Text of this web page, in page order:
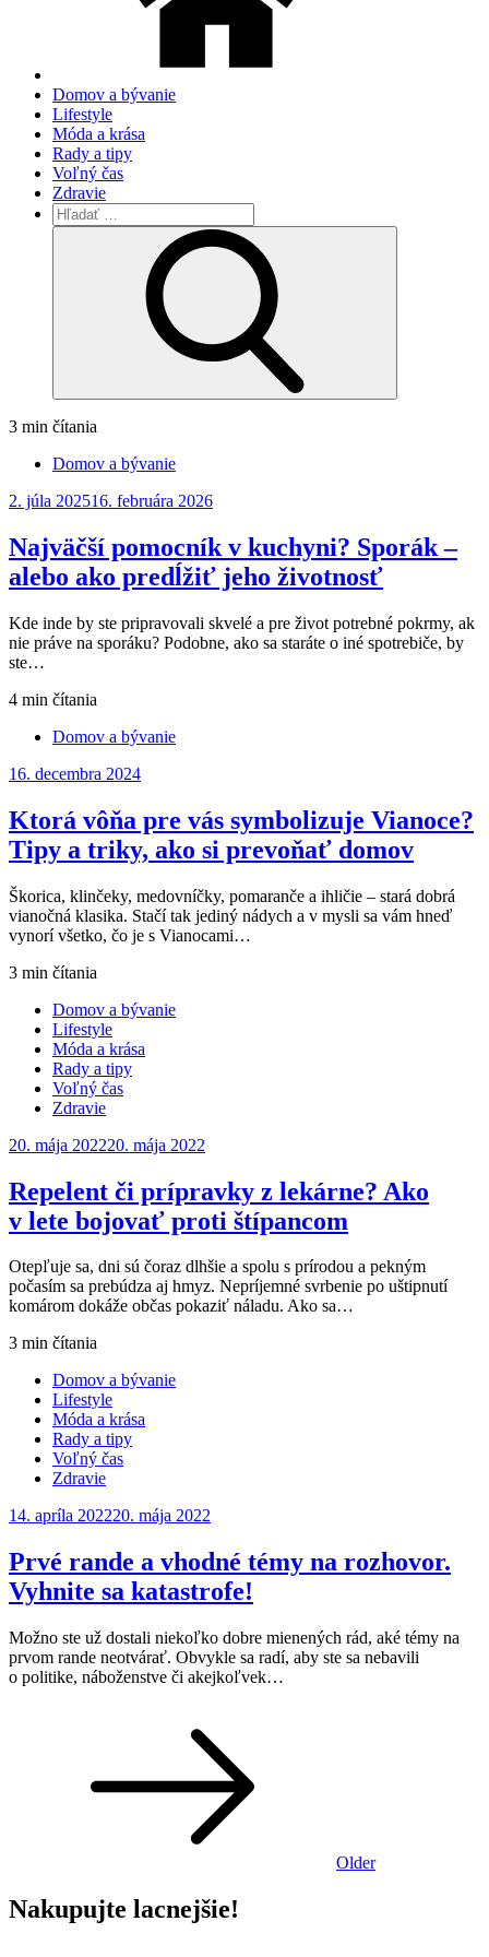
Domov a bývanie
Lifestyle
Móda a krása
Rady a tipy
Voľný čas
Zdravie
Hľadať:
3 min čítania
Domov a bývanie
Posted
2. júla 202516. februára 2026
Najväčší pomocník v kuchyni? Sporák –
alebo ako predĺžiť jeho životnosť
Kde inde by ste pripravovali skvelé a pre život potrebné pokrmy, ak
nie práve na sporáku? Podobne, ako sa staráte o iné spotrebiče, by
ste…
4 min čítania
Domov a bývanie
Posted
16. decembra 2024
Ktorá vôňa pre vás symbolizuje Vianoce?
Tipy a triky, ako si prevoňať domov
Škorica, klinčeky, medovníčky, pomaranče a ihličie – stará dobrá
vianočná klasika. Stačí tak jediný nádych a v mysli sa vám hneď
vynorí všetko, čo je s Vianocami…
3 min čítania
Domov a bývanie
Lifestyle
Móda a krása
Rady a tipy
Voľný čas
Zdravie
Posted
20. mája 202220. mája 2022
Repelent či prípravky z lekárne? Ako
v lete bojovať proti štípancom
Otepľuje sa, dni sú čoraz dlhšie a spolu s prírodou a pekným
počasím sa prebúdza aj hmyz. Nepríjemné svrbenie po uštipnutí
komárom dokáže občas pokaziť náladu. Ako sa…
3 min čítania
Domov a bývanie
Lifestyle
Móda a krása
Rady a tipy
Voľný čas
Zdravie
Posted
14. apríla 202220. mája 2022
Prvé rande a vhodné témy na rozhovor.
Vyhnite sa katastrofe!
Možno ste už dostali niekoľko dobre mienených rád, aké témy na
prvom rande neotvárať. Obvykle sa radí, aby ste sa nebavili
o politike, náboženstve či akejkoľvek…
článkoch
Older
Nakupujte lacnejšie!